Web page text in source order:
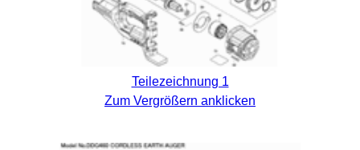
Teilezeichnung 1
Zum Vergrößern anklicken